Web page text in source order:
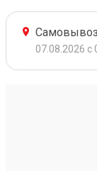
Самовывоз
07.08.2026 с